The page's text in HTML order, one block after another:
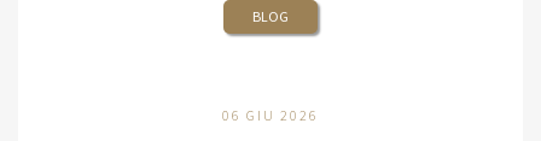
BLOG
06 GIU 2026